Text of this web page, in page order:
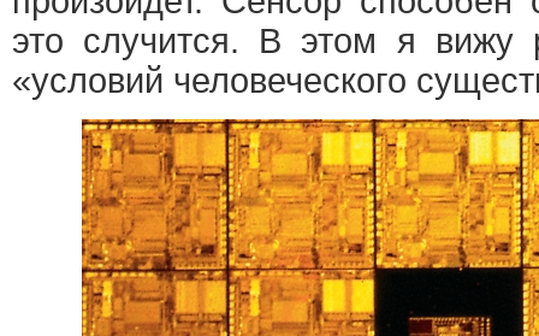
это случится. В этом я вижу
«условий человеческого